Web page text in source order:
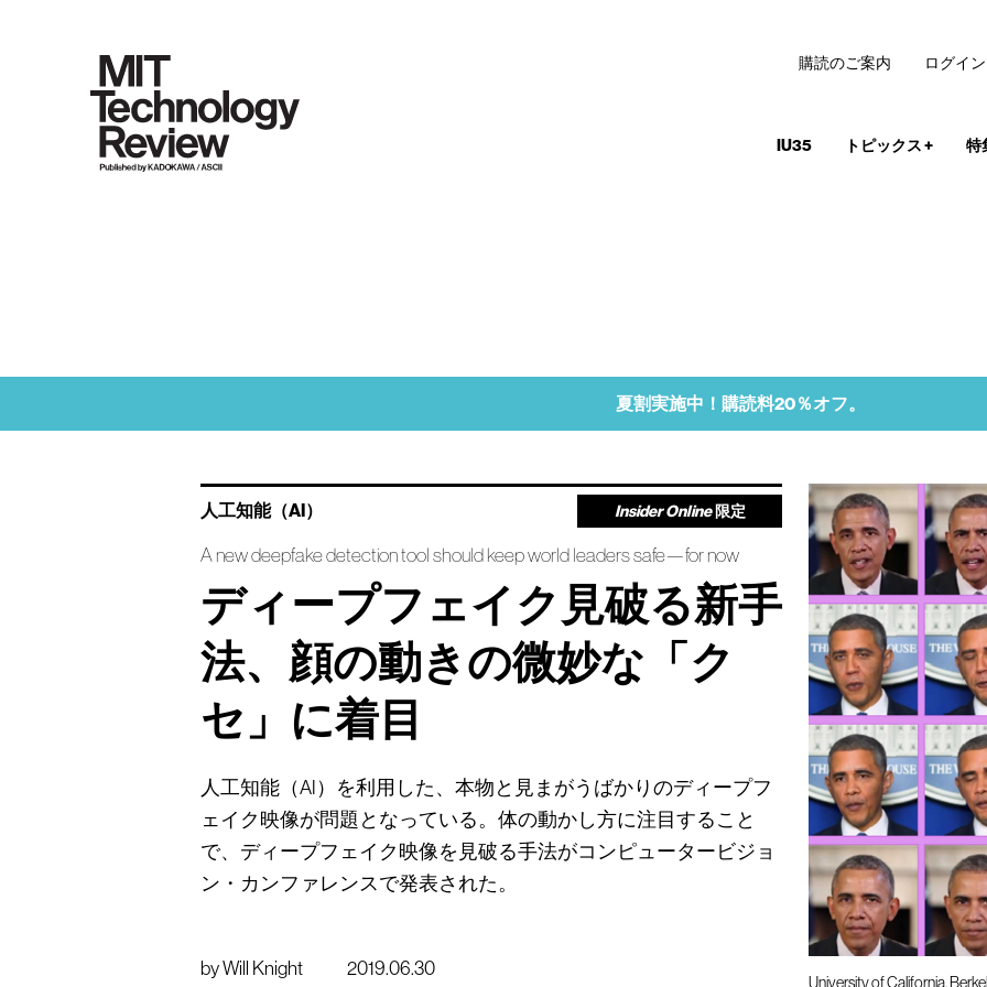
IU35 トピックス+ 特
購読のご案内 ログイン
夏割実施中！購読料20％オフ。
University of California,
人工知能（AI） Insider Online 限定
A new deepfake detection tool should keep world leaders safe—for now
ディープフェイク見破る新手
法、顔の動きの微妙な「ク
セ」に着目
人工知能（AI）を利用した、本物と見まがうばかりのディープフ
ェイク映像が問題となっている。体の動かし方に注目すること
で、ディープフェイク映像を見破る手法がコンピュータービジョ
ン・カンファレンスで発表された。
byWill Knight 2019.06.30